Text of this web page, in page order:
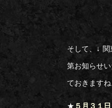
そして、↓
第お知らせ
ておきます
★ ５月３１